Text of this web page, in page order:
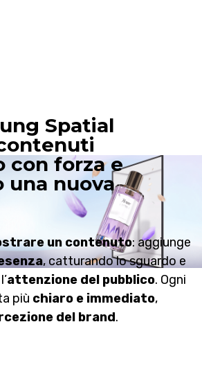
Spatial
con forza e
una nuova
un contenuto: aggiunge
, catturando lo sguardo e
attenzione del pubblico. Ogni
più chiaro e immediato,
del brand.